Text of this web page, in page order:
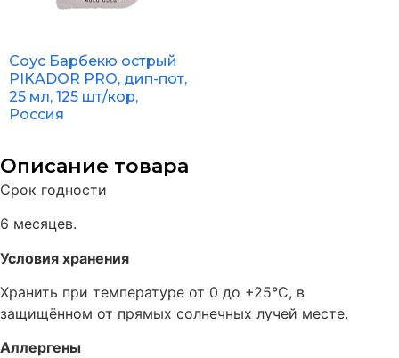
Соус Барбекю острый
PIKADOR PRO, дип-пот,
25 мл, 125 шт/кор,
Россия
Описание товара
Срок годности
6 месяцев.
Условия хранения
Хранить при температуре от 0 до +25°C, в
защищённом от прямых солнечных лучей месте.
Аллергены